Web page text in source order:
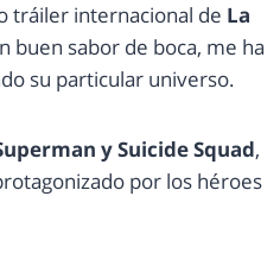
tráiler internacional de La
buen sabor de boca, me ha
su particular universo.
y Suicide Squad,
por los héroes